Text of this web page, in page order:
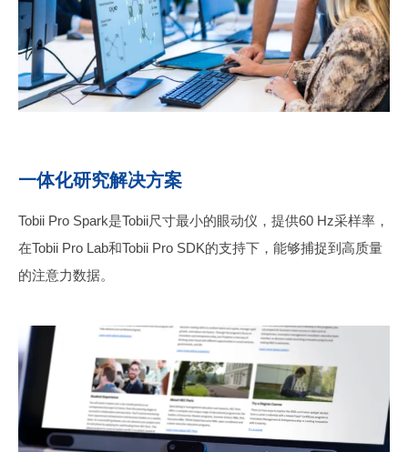
一体化研究解决方案
Tobii Pro Spark是Tobii尺寸最小的眼动仪，提供60 Hz采样率，
在Tobii Pro Lab和Tobii Pro SDK的支持下，能够捕捉到高质量
的注意力数据。